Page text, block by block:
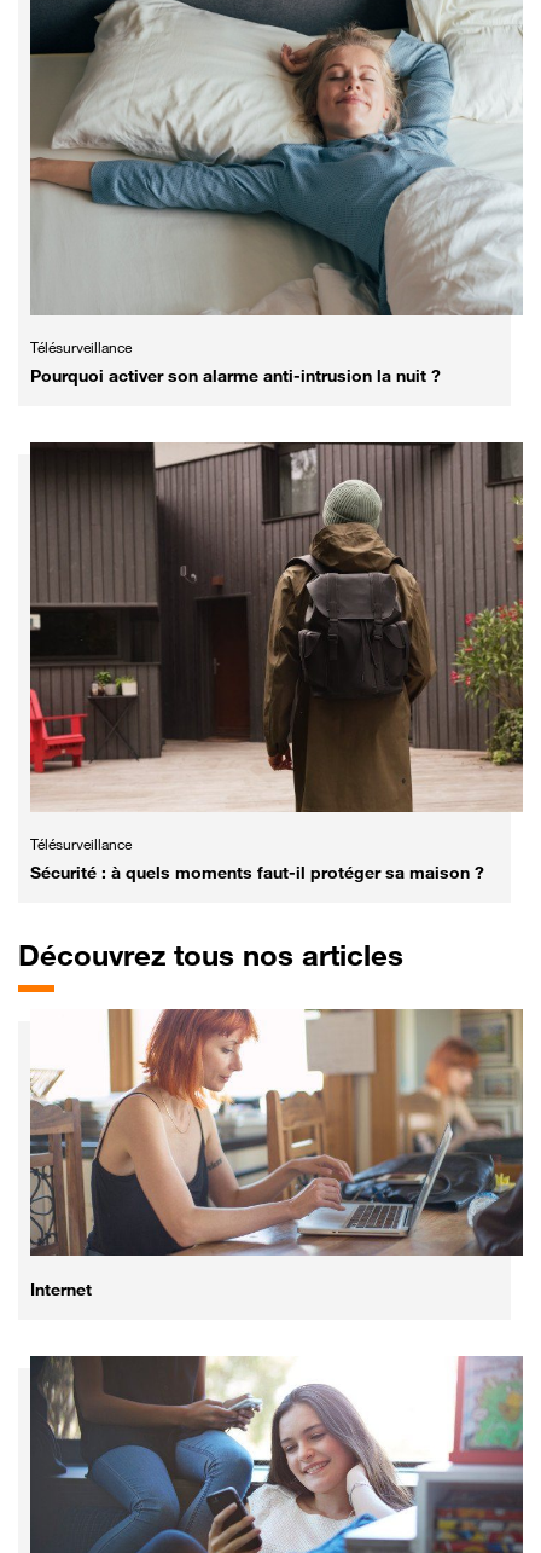
Télésurveillance
Pourquoi activer son alarme anti-intrusion la nuit ?
Télésurveillance
Sécurité : à quels moments faut-il protéger sa maison ?
Découvrez tous nos articles
Internet